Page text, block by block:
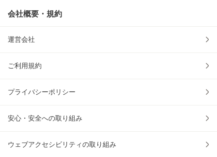
会社概要・規約
運営会社
ご利用規約
プライバシーポリシー
安心・安全への取り組み
ウェブアクセシビリティの取り組み